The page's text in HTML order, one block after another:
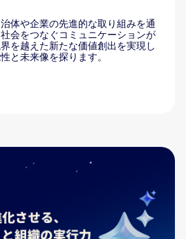
体や企業の先進的な取り組みを通
会をつなぐコミュニケーションが
を越えた新たな価値創出を実現し
と未来像を探ります。